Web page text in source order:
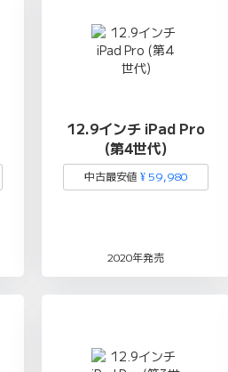
12.9インチ iPad Pro
(第4世代)
中古最安値 ¥ 59,980
2020年発売